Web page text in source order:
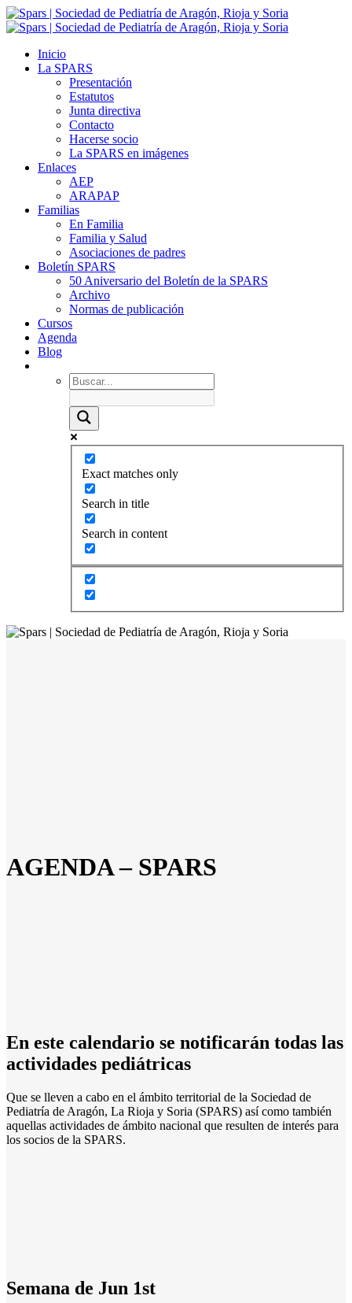
Inicio
La SPARS
Presentación
Estatutos
Junta directiva
Contacto
Hacerse socio
La SPARS en imágenes
Enlaces
AEP
ARAPAP
Familias
En Familia
Familia y Salud
Asociaciones de padres
Boletín SPARS
50 Aniversario del Boletín de la SPARS
Archivo
Normas de publicación
Cursos
Agenda
Blog
Exact matches only
Search in title
Search in content
AGENDA – SPARS
En este calendario se notificarán todas las
actividades pediátricas
Que se lleven a cabo en el ámbito territorial de la Sociedad de
Pediatría de Aragón, La Rioja y Soria (SPARS) así como también
aquellas actividades de ámbito nacional que resulten de interés para
los socios de la SPARS.
Semana de Jun 1st